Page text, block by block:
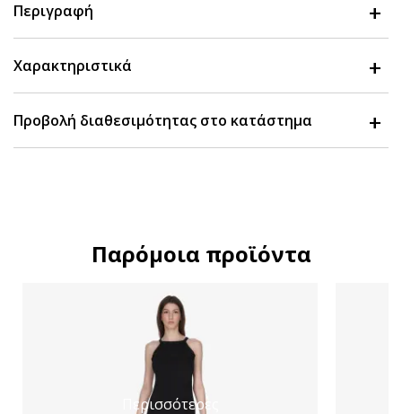
Περιγραφή
Χαρακτηριστικά
Προβολή διαθεσιμότητας στο κατάστημα
Παρόμοια προϊόντα
Περισσότερες